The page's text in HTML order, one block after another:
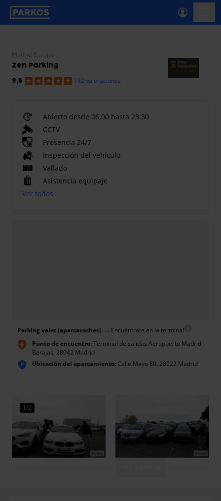
etiqueta-de-navegación-principal
Madrid-Barajas
Zen Parking
9,5 182 valoraciones
Abierto desde 06:00 hasta 23:30
CCTV
Presencia 24/7
Inspección del vehículo
Vallado
Asistencia equipaje
Ver todos
Parking valet (aparcacoches)— Encuéntrate en la terminal
Punto de encuentro:Terminal de salidas Aeropuerto Madrid-
Barajas, 28042 Madrid
P Ubicación del aparcamiento: Calle Mayo 80, 28022 Madrid
1/2